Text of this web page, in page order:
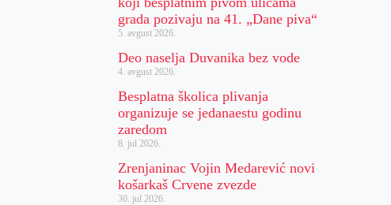
grada pozivaju na 41. „Dane piva“
5. avgust 2026.
Deo naselja Duvanika bez vode
4. avgust 2026.
Besplatna školica plivanja
organizuje se jedanaestu godinu
zaredom
8. jul 2026.
Zrenjaninac Vojin Medarević novi
košarkaš Crvene zvezde
30. jul 2026.